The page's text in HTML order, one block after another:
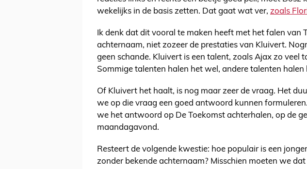
wekelijks in de basis zetten. Dat gaat wat ver, zoals
Ik denk dat dit vooral te maken heeft met het falen van
achternaam, niet zozeer de prestaties van Kluivert.
geen schande. Kluivert is een talent, zoals Ajax zo veel
Sommige talenten halen het wel, andere talenten halen
Of Kluivert het haalt, is nog maar zeer de vraag. Het
we op die vraag een goed antwoord kunnen
we het antwoord op De Toekomst achterhalen, op de
maandagavond.
Resteert de volgende kwestie: hoe populair is een
zonder bekende achternaam? Misschien moeten we